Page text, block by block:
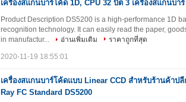
เครื่องสแกนบาร์โค้ด 1D, CPU 32 บิต 3 เครื่องสแกนบ
Product Description DS5200 is a high-performance 1D
recognition technology. It can easily read the paper,
in manufactur...
อ่านเพิ่มเติม ราคาถูกที่สุด
2020-11-19 18:55:01
เครื่องสแกนบาร์โค้ดแบบ Linear CCD สำหรับร้านค้าป
Ray FC Standard DS5200